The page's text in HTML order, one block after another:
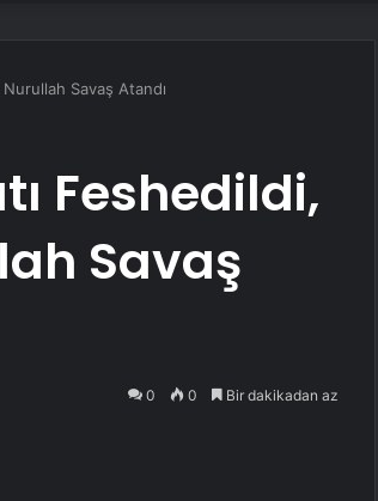
Savaş Atandı
Feshedildi,
Savaş
0 0 Bir dakikadan az